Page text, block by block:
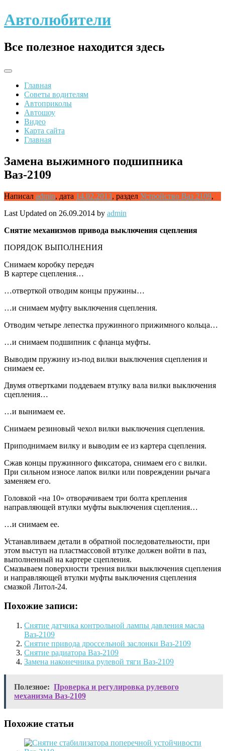
Skip
to
Автолюбители
Все полезное находится здесь
Главная
Советы водителям
Автоприколы
Автошоу
Видео
Карта сайта
Главная
Замена выжимного подшипника
Ваз-2109
Написал admin, дата 14.02.2013, раздел Устройство Ваз 2109,
Last Updated on 26.09.2014 by admin
Снятие механизмов привода выключения сцепления
ПОРЯДОК ВЫПОЛНЕНИЯ
Снимаем коробку передач
В картере сцепления…
…отверткой отводим концы пружины…
…и снимаем муфту выключения сцепления.
Отводим четыре лепестка пружинного прижимного кольца…
…и снимаем подшипник с фланца муфты.
Выводим пружину из-под вилки выключения сцепления и
снимаем ее.
Двумя отвертками поддеваем втулку вала вилки выключения
сцепления…
…и вынимаем ее.
Снимаем резиновый чехол вилки выключения сцепления.
Приподнимаем вилку и выводим ее из картера сцепления.
Сжав концы пружинного фиксатора, снимаем его с вилки.
При сильном износе лапок вилки или повреждении рычага
заменяем его.
Головкой «на 10» отворачиваем три болта крепления
направляющей втулки муфты выключения сцепления…
…и снимаем ее.
Устанавливаем детали в обратной последовательности, при
этом выступ на пластмассовой втулке должен войти в паз,
выполненный на картере сцепления.
Смазываем поверхности трения вилки выключения сцепления
и направляющей втулки муфты выключения сцепления
смазкой Литол-24.
Похожие записи:
Снятие датчика контрольной лампы давления масла
Ваз-2109
Снятие привода дроссельной заслонки Ваз-2109
Снятие радиатора Ваз-2109
Замена наконечника рулевой тяги Ваз-2109
Полезное: Проверка и регулировка рулевого
механизма Ваз-2109
Похожие статьи